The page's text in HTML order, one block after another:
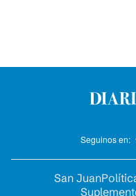
Seguinos en:
San Juan